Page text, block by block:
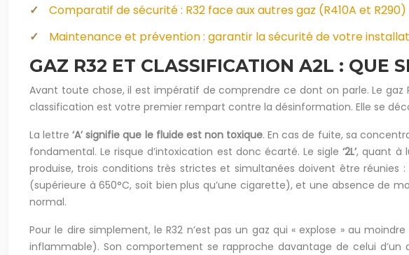
Comparatif de sécurité : R32 face aux autres gaz (R410A et R290)
Maintenance et prévention : garantir la sécurité de votre
GAZ R32 ET CLASSIFICATION A2L : QUE
Avant toute chose, il est impératif de comprendre ce dont on parle. Le
classification est votre premier rempart contre la désinformation. Elle se
La lettre‘A’ signifie que le fluide est non toxique. En cas de fuite, sa
fondamental. Le risque d’intoxication est donc écarté. Le sigle‘2L’, quant à
produise, trois conditions très strictes et simultanées doivent être réunies
(supérieure à 650°C, soit bien plus qu’une cigarette), et une absence de
normal.
Pour le dire simplement, le R32 n’est pas un gaz qui « explose » au
inflammable). Son comportement se rapproche davantage de celui